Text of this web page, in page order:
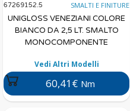
67269152.5 SMALTI E FINITURE
UNIGLOSS VENEZIANI COLORE
BIANCO DA 2,5 LT. SMALTO
MONOCOMPONENTE
Vedi Altri Modelli
60,41€ Nm